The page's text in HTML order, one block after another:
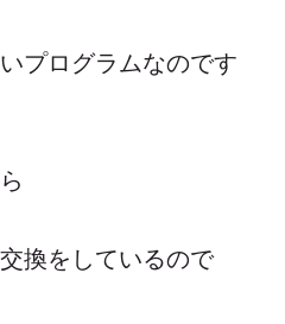
プログラムなのです
換をしているので